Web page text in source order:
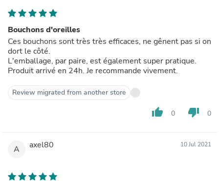
Bouchons d'oreilles
Ces bouchons sont très très efficaces, ne gênent pas si on
dort le côté.
L'emballage, par paire, est également super pratique.
Produit arrivé en 24h. Je recommande vivement.
Review migrated from another store
thumb_up 0 thumb_down 0
A axel80 10 Jul 2021